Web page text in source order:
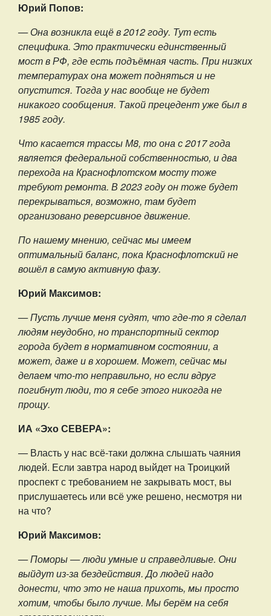
Юрий Попов:
— Она возникла ещё в 2012 году. Тут есть
специфика. Это практически единственный
мост в РФ, где есть подъёмная часть. При низких
температурах она может подняться и не
опустится. Тогда у нас вообще не будет
никакого сообщения. Такой прецедент уже был в
1985 году.
Что касается трассы М8, то она с 2017 года
является федеральной собственностью, и два
перехода на Краснофлотском мосту тоже
требуют ремонта. В 2023 году он тоже будет
перекрываться, возможно, там будет
организовано реверсивное движение.
По нашему мнению, сейчас мы имеем
оптимальный баланс, пока Краснофлотский не
вошёл в самую активную фазу.
Юрий Максимов:
— Пусть лучше меня судят, что где-то я сделал
людям неудобно, но транспортный сектор
города будет в нормативном состоянии, а
может, даже и в хорошем. Может, сейчас мы
делаем что-то неправильно, но если вдруг
погибнут люди, то я себе этого никогда не
прощу.
ИА «Эхо СЕВЕРА»:
— Власть у нас всё-таки должна слышать чаяния
людей. Если завтра народ выйдет на Троицкий
проспект с требованием не закрывать мост, вы
прислушаетесь или всё уже решено, несмотря ни
на что?
Юрий Максимов:
— Поморы — люди умные и справедливые. Они
выйдут из-за бездействия. До людей надо
донести, что это не наша прихоть, мы просто
хотим, чтобы было лучше. Мы берём на себя